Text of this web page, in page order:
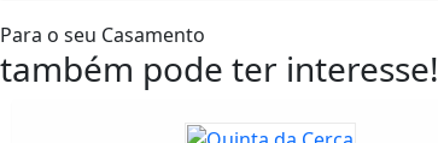
Para o seu Casamento
também pode ter interesse!